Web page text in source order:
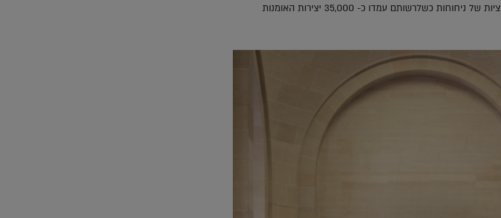
מופשטים על ידי יצירת קומפוזיציות של ניחוחות כשלרשותם עמדו כ- 35,000 יצירות האומנות